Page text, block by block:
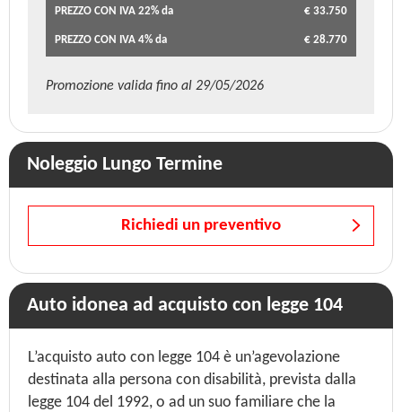
PREZZO CON IVA 22% da € 33.750
PREZZO CON IVA 4% da € 28.770
Promozione valida fino al 29/05/2026
Noleggio Lungo Termine
Richiedi un preventivo
Auto idonea ad acquisto con legge 104
L’acquisto auto con legge 104 è un’agevolazione
destinata alla persona con disabilità, prevista dalla
legge 104 del 1992, o ad un suo familiare che la